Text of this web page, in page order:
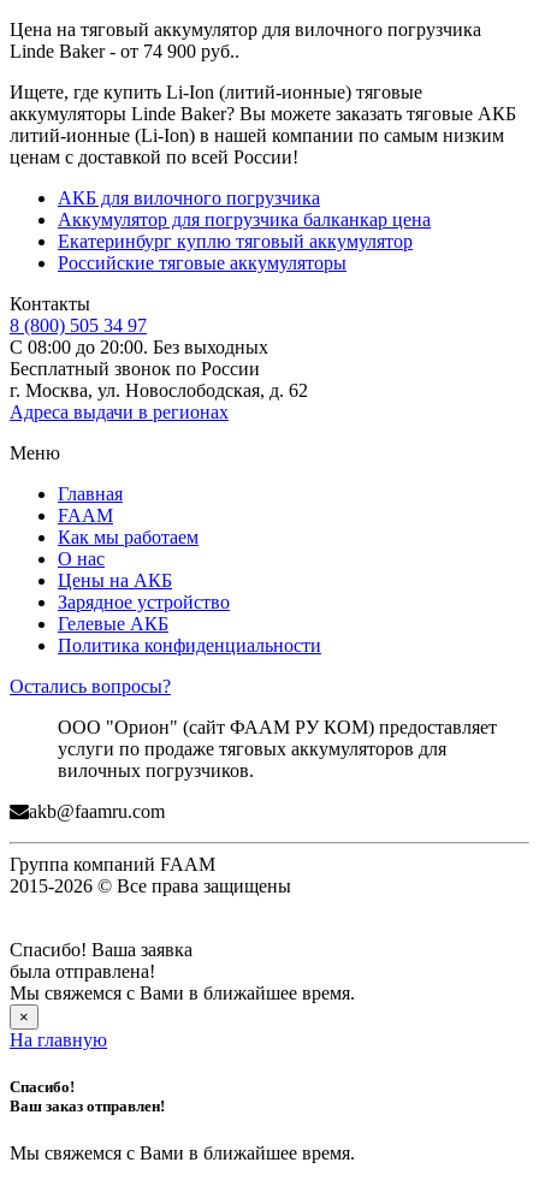
Цена на тяговый аккумулятор для вилочного погрузчика
Linde Baker - от 74 900 руб..
Ищете, где купить Li-Ion (литий-ионные) тяговые
аккумуляторы Linde Baker? Вы можете заказать тяговые АКБ
литий-ионные (Li-Ion) в нашей компании по самым низким
ценам с доставкой по всей России!
АКБ для вилочного погрузчика
Аккумулятор для погрузчика балканкар цена
Екатеринбург куплю тяговый аккумулятор
Российские тяговые аккумуляторы
Контакты
8 (800) 505 34 97
С 08:00 до 20:00. Без выходных
Бесплатный звонок по России
г. Москва, ул. Новослободская, д. 62
Адреса выдачи в регионах
Меню
Главная
FAAM
Как мы работаем
О нас
Цены на АКБ
Зарядное устройство
Гелевые АКБ
Политика конфиденциальности
Остались вопросы?
ООО "Орион" (сайт ФААМ РУ КОМ) предоставляет
услуги по продаже тяговых аккумуляторов для
вилочных погрузчиков.
akb@faamru.com
Группа компаний FAAM
2015-2026 © Все права защищены
Спасибо! Ваша заявка
была отправлена!
Мы свяжемся с Вами в ближайшее время.
×
На главную
Спасибо!
Ваш заказ отправлен!
Мы свяжемся с Вами в ближайшее время.